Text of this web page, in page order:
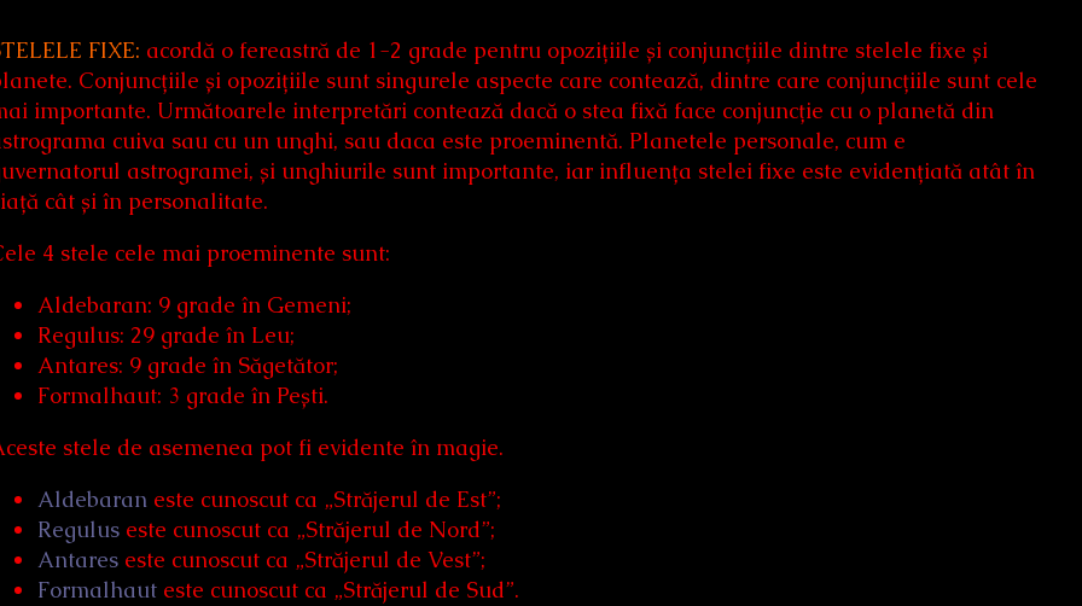
FIXE: acordă o fereastră de 1-2 grade pentru opozițiile și conjuncțiile dintre stelele fixe și
Conjuncțiile și opozițiile sunt singurele aspecte care contează, dintre care conjuncțiile sunt cele
importante. Următoarele interpretări contează dacă o stea fixă face conjuncție cu o planetă din
cuiva sau cu un unghi, sau daca este proeminentă. Planetele personale, cum e
astrogramei, și unghiurile sunt importante, iar influența stelei fixe este evidențiată atât în
cât și în personalitate.
4 stele cele mai proeminente sunt:
Aldebaran: 9 grade în Gemeni;
Regulus: 29 grade în Leu;
Antares: 9 grade în Săgetător;
Formalhaut: 3 grade în Pești.
stele de asemenea pot fi evidente în magie.
Aldebaran este cunoscut ca „Străjerul de Est”;
Regulus este cunoscut ca „Străjerul de Nord”;
Antares este cunoscut ca „Străjerul de Vest”;
Formalhaut este cunoscut ca „Străjerul de Sud”.